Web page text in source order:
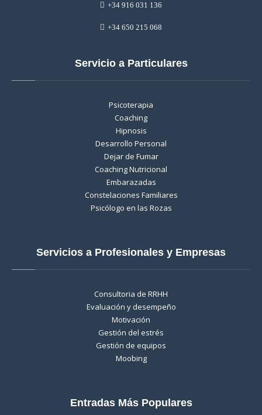
+34 916 031 136
+34 650 215 068
Servicio a Particulares
Psicoterapia
Coaching
Hipnosis
Desarrollo Personal
Dejar de Fumar
Coaching Nutricional
Embarazadas
Constelaciones Familiares
Psicólogo en las Rozas
Servicios a Profesionales y Empresas
Consultoria de RRHH
Evaluación y desempeño
Motivación
Gestión del estrés
Gestión de equipos
Moobing
Entradas Más Populares